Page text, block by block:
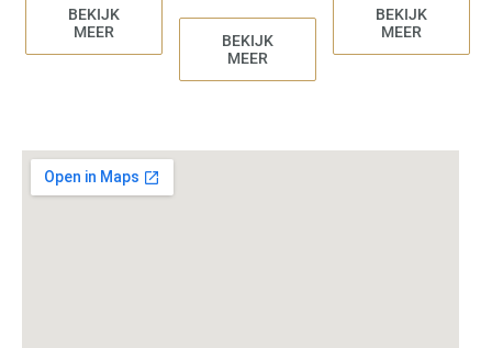
BEKIJK
MEER
BEKIJK
MEER
BEKIJK
MEER